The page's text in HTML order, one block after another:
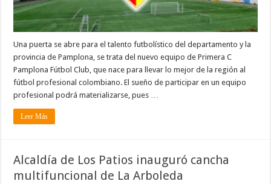
Una puerta se abre para el talento futbolístico del departamento y la
provincia de Pamplona, se trata del nuevo equipo de Primera C
Pamplona Fútbol Club, que nace para llevar lo mejor de la región al
fútbol profesional colombiano. El sueño de participar en un equipo
profesional podrá materializarse, pues …
Leer Más
Alcaldía de Los Patios inauguró cancha
multifuncional de La Arboleda